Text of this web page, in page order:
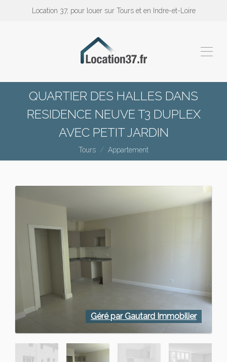
Location 37, pour louer sur Tours et en Indre-et-Loire
QUARTIER DES HALLES DANS
RESIDENCE NEUVE T3 DUPLEX
AVEC PETIT JARDIN
Tours Appartement
Géré par Gautard Immobilier